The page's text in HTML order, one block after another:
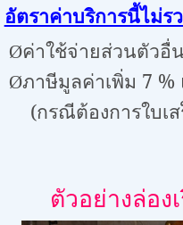
อัตราค่าบริการนี้ไม่ร
Øค่าใช้จ่ายส่วนตัวอื่
Øภาษีมูลค่าเพิ่ม 7 %
(กรณีต้องการใบเ
ตัวอย่างล่อง